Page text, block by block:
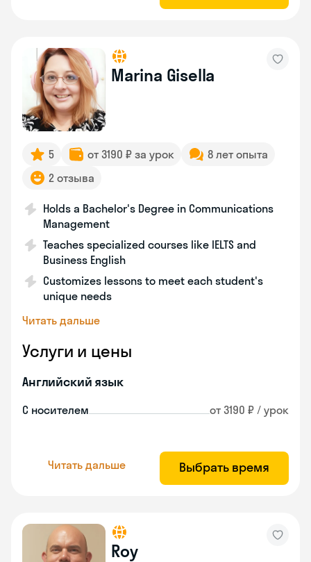
Marina Gisella
5 от 3190 ₽ за урок
8 лет опыта
2 отзыва
Holds a Bachelor's Degree in Communications
Management
Teaches specialized courses like IELTS and
Business English
Customizes lessons to meet each student's
unique needs
Читать дальше
Услуги и цены
Английский язык
С носителем от 3190 ₽ / урок
Читать дальше Выбрать время
Roy